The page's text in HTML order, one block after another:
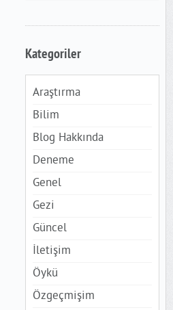
Kategoriler
Araştırma
Bilim
Blog Hakkında
Deneme
Genel
Gezi
Güncel
İletişim
Öykü
Özgeçmişim